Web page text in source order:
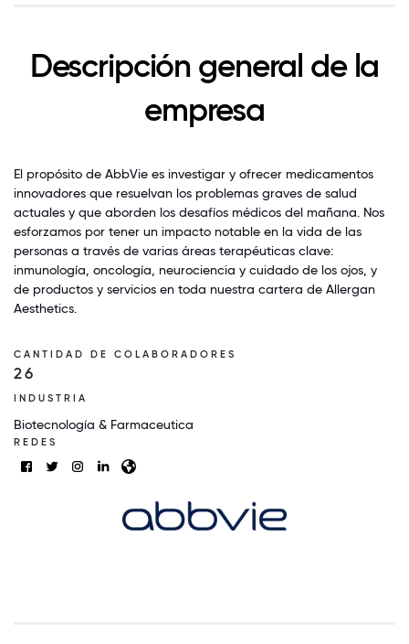
Descripción general de la
empresa
El propósito de AbbVie es investigar y ofrecer medicamentos
innovadores que resuelvan los problemas graves de salud
actuales y que aborden los desafíos médicos del mañana. Nos
esforzamos por tener un impacto notable en la vida de las
personas a través de varias áreas terapéuticas clave:
inmunología, oncología, neurociencia y cuidado de los ojos, y
de productos y servicios en toda nuestra cartera de Allergan
Aesthetics.
CANTIDAD DE COLABORADORES
26
INDUSTRIA
Biotecnología & Farmaceutica
REDES